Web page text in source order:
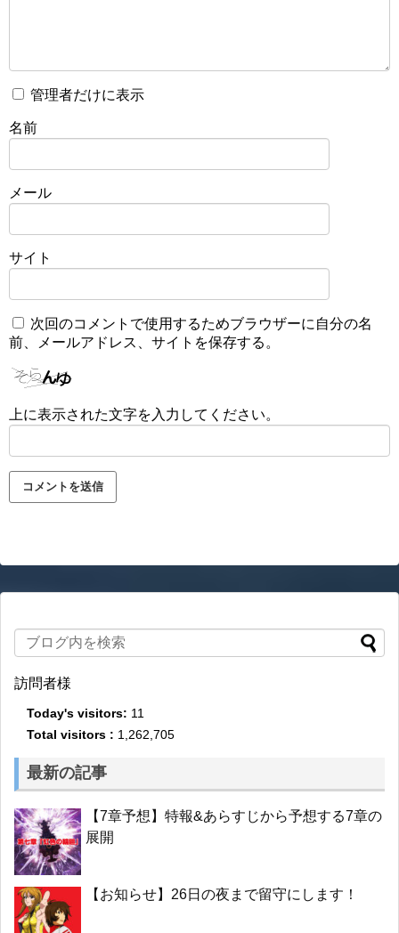
管理者だけに表示
名前
メール
サイト
次回のコメントで使用するためブラウザーに自分の名
前、メールアドレス、サイトを保存する。
上に表示された文字を入力してください。
訪問者様
Today's visitors: 11
Total visitors : 1,262,705
最新の記事
【7章予想】特報&あらすじから予想する7章の
展開
【お知らせ】26日の夜まで留守にします！